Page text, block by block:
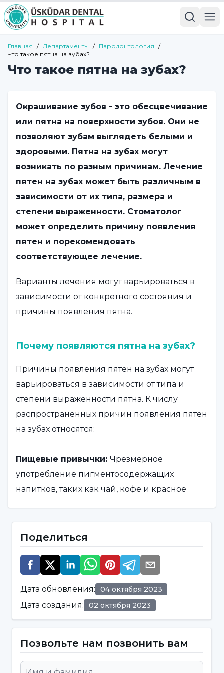
Главная / Департаменты / Пародонтология /
Что такое пятна на зубах?
Что такое пятна на зубах?
Окрашивание зубов - это обесцвечивание
или пятна на поверхности зубов. Они не
позволяют зубам выглядеть белыми и
здоровыми. Пятна на зубах могут
возникать по разным причинам. Лечение
пятен на зубах может быть различным в
зависимости от их типа, размера и
степени выраженности. Стоматолог
может определить причину появления
пятен и порекомендовать
соответствующее лечение.
Варианты лечения могут варьироваться в
зависимости от конкретного состояния и
причины появления пятна.
Почему появляются пятна на зубах?
Причины появления пятен на зубах могут
варьироваться в зависимости от типа и
степени выраженности пятна. К числу
распространенных причин появления пятен
на зубах относятся:
Пищевые привычки: Чрезмерное
употребление пигментосодержащих
напитков, таких как чай, кофе и красное
Употребление сигарет или табака:
Употребление сигарет или табака может
привести к пожелтению и появлению пятен
на зубах. Никотин и другие химические
эмаль.
Избыточное потребление фтора:Фтор
необходим для здоровья зубов, но при
Поделиться
Дата обновления: 04 октября 2023
Дата создания: 02 октября 2023
Позвольте нам позвонить вам